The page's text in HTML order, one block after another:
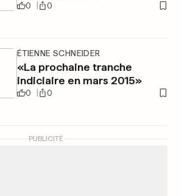
0 0
ÉTIENNE SCHNEIDER
«La prochaine tranche
indiciaire en mars 2015»
0 0
PUBLICITÉ